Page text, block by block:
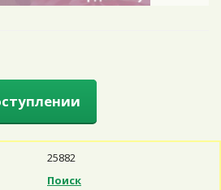
25882
Поиск